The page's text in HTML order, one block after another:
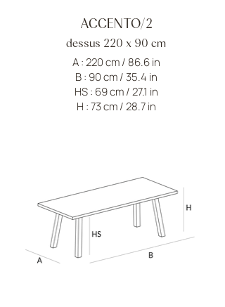
ACCENTO/2
dessus 220 x 90 cm
A : 220 cm / 86.6 in
B : 90 cm / 35.4 in
HS : 69 cm / 27.1 in
H : 73 cm / 28.7 in